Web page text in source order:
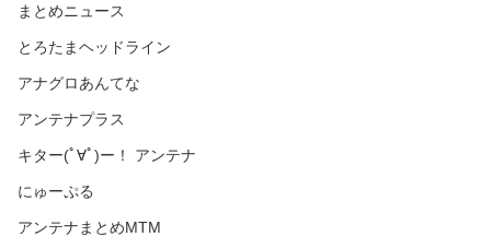
まとめニュース
とろたまヘッドライン
アナグロあんてな
アンテナプラス
キター(ﾟ∀ﾟ)ー！ アンテナ
にゅーぷる
アンテナまとめMTM